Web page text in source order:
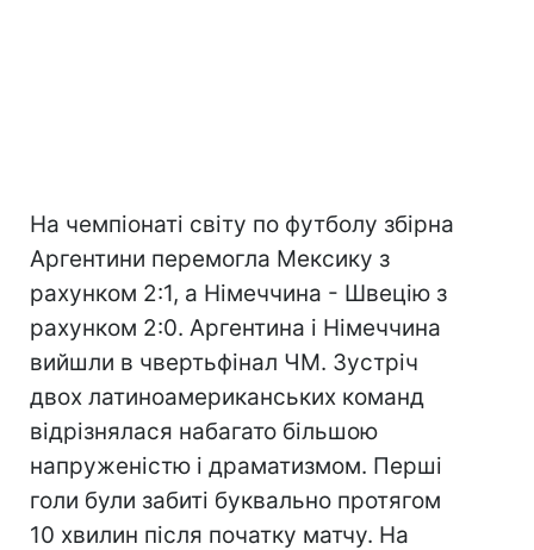
На чемпіонаті світу по футболу збірна
Аргентини перемогла Мексику з
рахунком 2:1, а Німеччина - Швецію з
рахунком 2:0. Аргентина і Німеччина
вийшли в чвертьфінал ЧМ. Зустріч
двох латиноамериканських команд
відрізнялася набагато більшою
напруженістю і драматизмом. Перші
голи були забиті буквально протягом
10 хвилин після початку матчу. На